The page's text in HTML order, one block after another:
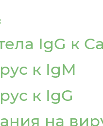
IgG к
к IgМ
к IgG
на